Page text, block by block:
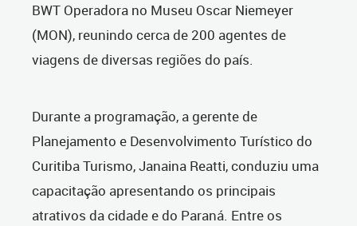
BWT Operadora no Museu Oscar Niemeyer
(MON), reunindo cerca de 200 agentes de
viagens de diversas regiões do país.
Durante a programação, a gerente de
Planejamento e Desenvolvimento Turístico do
Curitiba Turismo, Janaina Reatti, conduziu uma
capacitação apresentando os principais
atrativos da cidade e do Paraná. Entre os